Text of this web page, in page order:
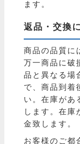
ます。
返品・交換
商品の品質に
万一商品に破
品と異なる場
で、商品到着
い。在庫があ
します。在庫
金致します。
お客様のご都